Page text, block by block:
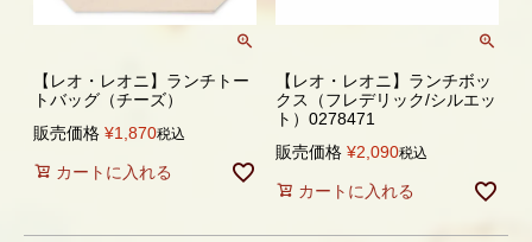
【レオ・レオニ】ランチトー
トバッグ（チーズ）
販売価格 ¥1,870税込
カートに入れる
【レオ・レオニ】ランチボッ
クス（フレデリック/シルエッ
ト）0278471
販売価格 ¥2,090税込
カートに入れる